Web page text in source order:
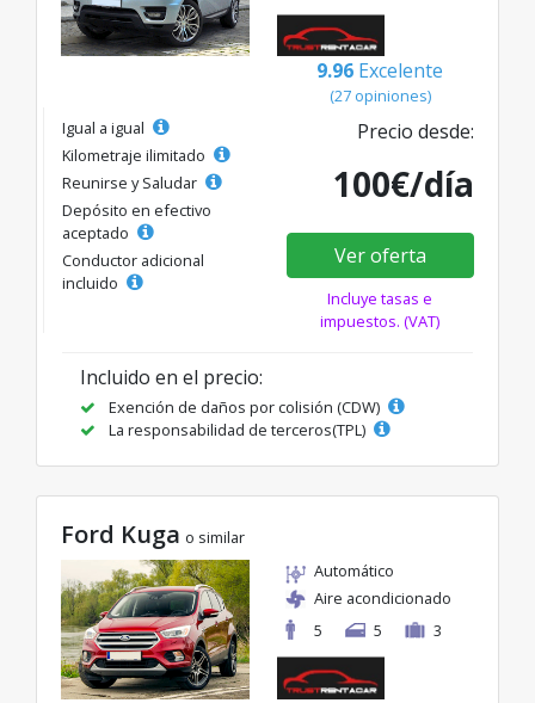
9.96 Excelente
(27 opiniones)
Igual a igual
Kilometraje ilimitado
Reunirse y Saludar
Depósito en efectivo
aceptado
Conductor adicional
incluido
Precio desde:
100€/día
Ver oferta
Incluye tasas e
impuestos. (VAT)
Incluido en el precio:
Exención de daños por colisión (CDW)
La responsabilidad de terceros(TPL)
Ford Kuga o similar
Automático
Aire acondicionado
5
5 3